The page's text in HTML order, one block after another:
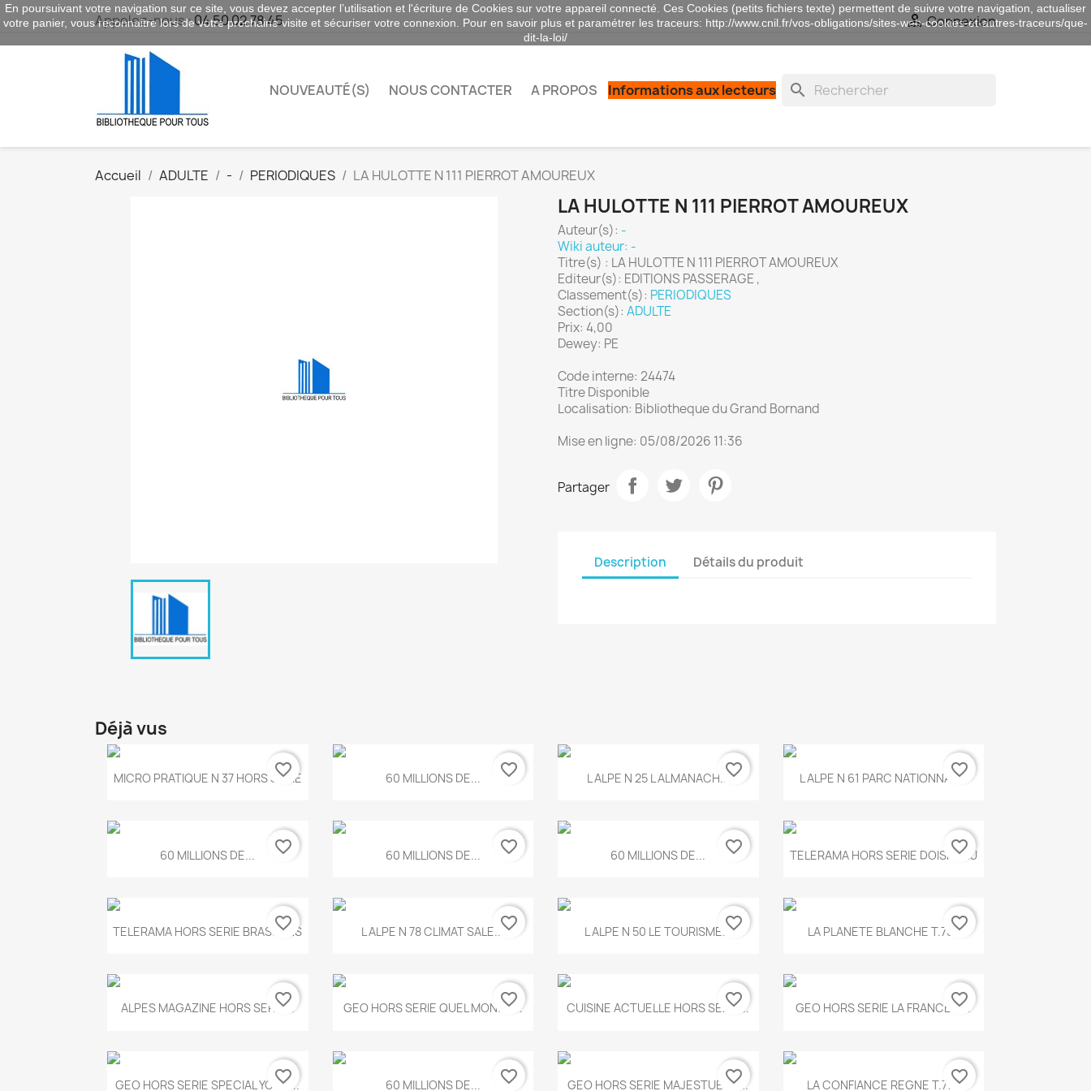
Appelez-nous :04 50 02 78 45 Connexion
NOUVEAUTÉ(S) NOUS CONTACTER A PROPOS search
Informations aux lecteurs
Accueil ADULTE - PERIODIQUES LA HULOTTE N 111 PIERROT AMOUREUX
LA HULOTTE N 111 PIERROT AMOUREUX
Auteur(s): -
Wiki auteur: -
Titre(s) : LA HULOTTE N 111 PIERROT AMOUREUX
Editeur(s): EDITIONS PASSERAGE ,
Classement(s): PERIODIQUES
Section(s): ADULTE
Prix: 4,00
Dewey: PE
Code interne: 24474
Titre Disponible
Localisation: Bibliotheque du Grand Bornand
Mise en ligne: 05/08/2026 11:36
Partager
Description Détails du produit
Déjà vus
Aperçu rapide
MICRO PRATIQUE N 37 HORS SERIE
favorite_border Aperçu rapide
60 MILLIONS DE... favorite_border  Aperçu rapide
L ALPE N 25 L ALMANACH...favorite_border  Aperçu rapide
L ALPE N 61 PARC NATIONNAL...
favorite_border
Aperçu rapide
60 MILLIONS DE... favorite_border Aperçu rapide
60 MILLIONS DE... favorite_border Aperçu rapide
60 MILLIONS DE... favorite_border Aperçu rapide
TELERAMA HORS SERIE DOISNEAU
favorite_border
 Aperçu rapide
TELERAMA HORS SERIE BRASSENS
favorite_border  Aperçu rapide
L ALPE N 78 CLIMAT SALE...favorite_border  Aperçu rapide
L ALPE N 50 LE TOURISME...favorite_border Aperçu rapide
LA PLANETE BLANCHE T.785favorite_border
Aperçu rapide
ALPES MAGAZINE HORS SERIE...
favorite_border Aperçu rapide
GEO HORS SERIE QUEL MONDE...
favorite_border Aperçu rapide
CUISINE ACTUELLE HORS SERIE...
favorite_border Aperçu rapide
GEO HORS SERIE LA FRANCE A...
favorite_border
Aperçu rapide
GEO HORS SERIE SPECIAL YOGA...
favorite_border Aperçu rapide
60 MILLIONS DE... favorite_border Aperçu rapide
GEO HORS SERIE MAJESTUEUX...
favorite_border Aperçu rapide
LA CONFIANCE REGNE T.778favorite_border
En poursuivant votre navigation sur ce site, vous devez accepter l’utilisation et l'écriture de Cookies sur votre appareil connecté. Ces Cookies (petits fichiers texte) permettent de suivre votre navigation, actualiser
votre panier, vous reconnaitre lors de votre prochaine visite et sécuriser votre connexion. Pour en savoir plus et paramétrer les traceurs: http://www.cnil.fr/vos-obligations/sites-web-cookies-et-autres-traceurs/que-
dit-la-loi/